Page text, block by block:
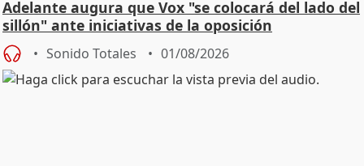
Adelante augura que Vox "se colocará del lado del
sillón" ante iniciativas de la oposición
Sonido Totales 01/08/2026